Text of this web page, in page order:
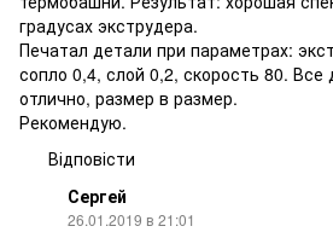
градусах экструдера.
Печатал детали при параметрах:
сопло 0,4, слой 0,2, скорость 80. Все
отлично, размер в размер.
Рекомендую.
Відповісти
Сергей
26.01.2019 в 21:01